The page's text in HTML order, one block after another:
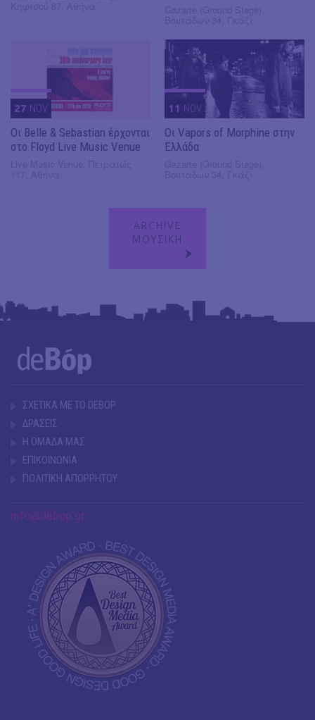
27 NOV
Οι Belle & Sebastian έρχονται
στο Floyd Live Music Venue
11 NOV
Οι Vapors of Morphine στην
Ελλάδα
ARCHIVE
ΜΟΥΣΙΚΗ
ΣΧΕΤΙΚΑ ΜΕ ΤΟ DEBOP
ΔΡΑΣΕΙΣ
Η ΟΜΑΔΑ ΜΑΣ
ΕΠΙΚΟΙΝΩΝΙΑ
ΠΟΛΙΤΙΚΗ ΑΠΟΡΡΗΤΟΥ
info@debop.gr